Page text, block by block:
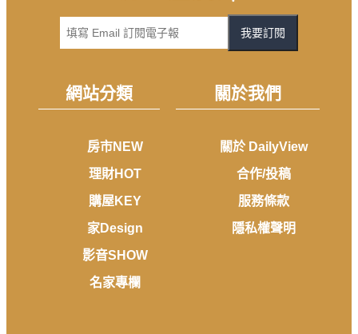
我要訂閱
網站分類
房市NEW
理財HOT
購屋KEY
家Design
影音SHOW
名家專欄
關於我們
關於 DailyView
合作/投稿
服務條款
隱私權聲明